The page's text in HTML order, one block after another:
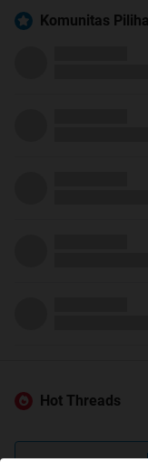
Komunitas
Hot Threads